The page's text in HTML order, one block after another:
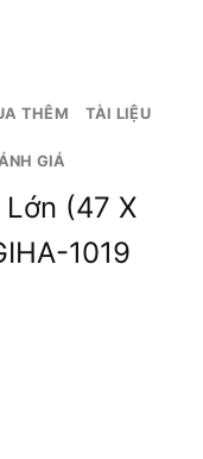
THÊM TÀI LIỆU
GIÁ
(47 X
1019